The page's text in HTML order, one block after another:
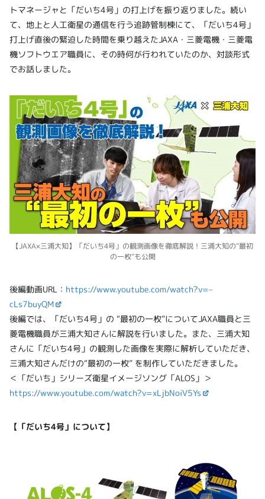
トマネージャと「だいち4号」の打上げを振り返りました。続い
て、地上と人工衛星の通信を行う追跡管制棟にて、「だいち4号」
打上げ直後の緊迫した時間を乗り越えたJAXA・三菱電機・三菱電
機ソフトウエア職員に、その時何が行われていたのか、対談形式
でお話しました。
【JAXA×三浦大知】「だいち4号」の観測画像を徹底解説！三浦大知の“最初
の一枚”も公開
後編動画URL： https://www.youtube.com/watch?v=–
cLs7buyQM
後編では、「だいち4号」の “最初の一枚”についてJAXA職員と三
菱電機職員が三浦大知さんに解説を行いました。また、三浦大知
さんに「だいち4号」の観測した画像を実際に解析していただき、
三浦大知さんだけの“最初の一枚” を制作していただきました。
＜「だいち」シリーズ衛星イメージソング「ALOS」＞
https://www.youtube.com/watch?v=xLjbNoiV5Ys
【「だいち4号」について】